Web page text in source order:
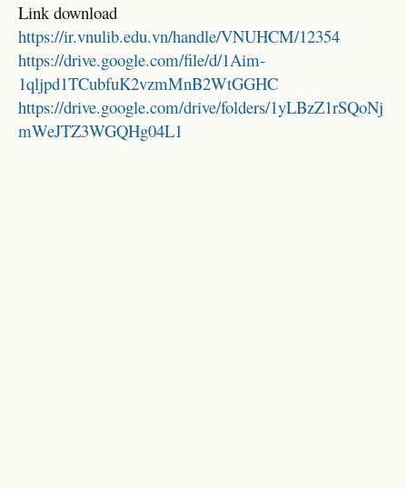
Link download
https://ir.vnulib.edu.vn/handle/VNUHCM/12354
https://drive.google.com/file/d/1Aim-
1qljpd1TCubfuK2vzmMnB2WtGGHC
https://drive.google.com/drive/folders/1yLBzZ1rSQoNj
mWeJTZ3WGQHg04L1